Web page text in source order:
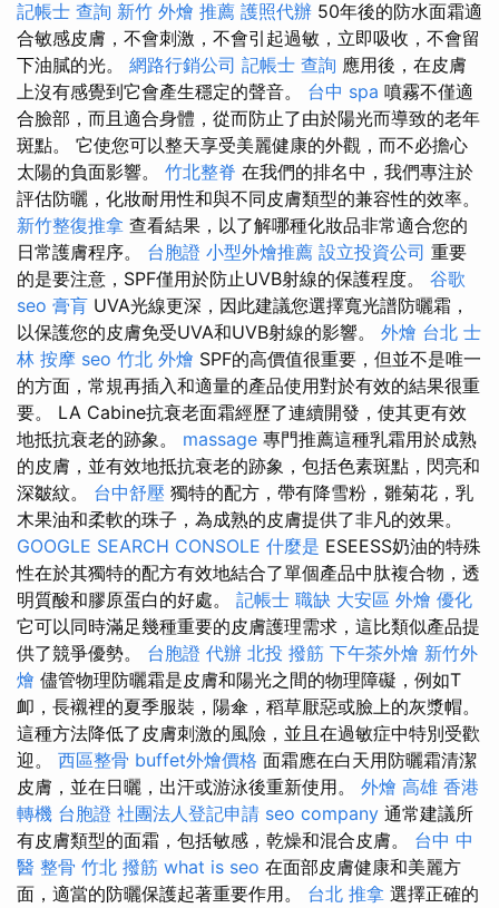
記帳士 查詢 新竹 外燴 推薦 護照代辦 50年後的防水面霜適
合敏感皮膚，不會刺激，不會引起過敏，立即吸收，不會留
下油膩的光。 網路行銷公司 記帳士 查詢 應用後，在皮膚
上沒有感覺到它會產生穩定的聲音。 台中 spa 噴霧不僅適
合臉部，而且適合身體，從而防止了由於陽光而導致的老年
斑點。 它使您可以整天享受美麗健康的外觀，而不必擔心
太陽的負面影響。 竹北整脊 在我們的排名中，我們專注於
評估防曬，化妝耐用性和與不同皮膚類型的兼容性的效率。
新竹整復推拿 查看結果，以了解哪種化妝品非常適合您的
日常護膚程序。 台胞證 小型外燴推薦 設立投資公司 重要
的是要注意，SPF僅用於防止UVB射線的保護程度。 谷歌
seo 膏肓 UVA光線更深，因此建議您選擇寬光譜防曬霜，
以保護您的皮膚免受UVA和UVB射線的影響。 外燴 台北 士
林 按摩 seo 竹北 外燴 SPF的高價值很重要，但並不是唯一
的方面，常規再插入和適量的產品使用對於有效的結果很重
要。 LA Cabine抗衰老面霜經歷了連續開發，使其更有效
地抵抗衰老的跡象。 massage 專門推薦這種乳霜用於成熟
的皮膚，並有效地抵抗衰老的跡象，包括色素斑點，閃亮和
深皺紋。 台中舒壓 獨特的配方，帶有降雪粉，雛菊花，乳
木果油和柔軟的珠子，為成熟的皮膚提供了非凡的效果。
GOOGLE SEARCH CONSOLE 什麼是 ESEESS奶油的特殊
性在於其獨特的配方有效地結合了單個產品中肽複合物，透
明質酸和膠原蛋白的好處。 記帳士 職缺 大安區 外燴 優化
它可以同時滿足幾種重要的皮膚護理需求，這比類似產品提
供了競爭優勢。 台胞證 代辦 北投 撥筋 下午茶外燴 新竹外
燴 儘管物理防曬霜是皮膚和陽光之間的物理障礙，例如T
卹，長襯裡的夏季服裝，陽傘，稻草厭惡或臉上的灰漿帽。
這種方法降低了皮膚刺激的風險，並且在過敏症中特別受歡
迎。 西區整骨 buffet外燴價格 面霜應在白天用防曬霜清潔
皮膚，並在日曬，出汗或游泳後重新使用。 外燴 高雄 香港
轉機 台胞證 社團法人登記申請 seo company 通常建議所
有皮膚類型的面霜，包括敏感，乾燥和混合皮膚。 台中 中
醫 整骨 竹北 撥筋 what is seo 在面部皮膚健康和美麗方
面，適當的防曬保護起著重要作用。 台北 推拿 選擇正確的